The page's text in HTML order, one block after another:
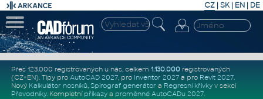
CZ | SK| EN | DE
Přes 123.000 registrovaných u nás, celkem 1.130.000registrovaných
(CZ+EN). Tipy pro AutoCAD 2027, pro Inventor 2027a pro Revit 2027.
Nový Kalkulátor nosníků, Spirograf generátor a Regresní křivkyv sekci
Převodníky. Kompletní příkazya proměnné AutoCADu 2027.